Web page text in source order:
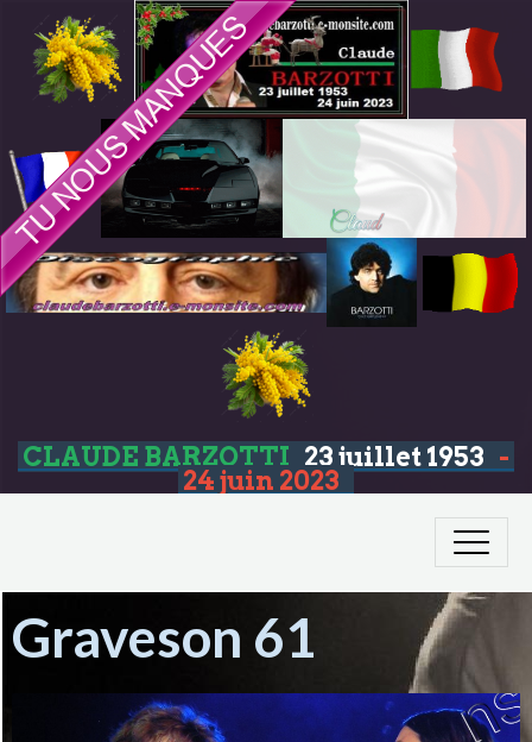
CLAUDE BARZOTTI 23 juillet 1953 -
24 juin 2023
Graveson 61